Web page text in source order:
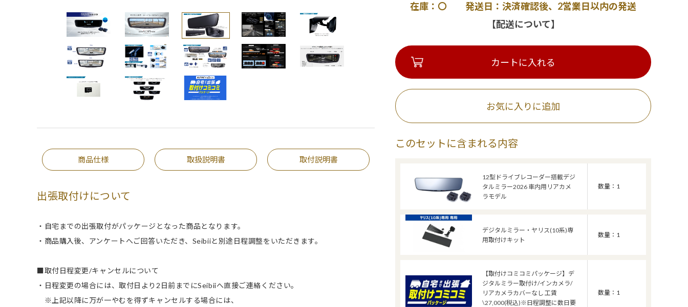
商品仕様 取扱説明書 取付説明書
出張取付けについて
・自宅までの出張取付がパッケージとなった商品となります。
・商品購入後、アンケートへご回答いただき、Seibiiと別途日程調整をいただきます。
■取付日程変更/キャンセルについて
・日程変更の場合には、取付日より2日前までにSeibiiへ直接ご連絡ください。
※上記以降に万が一やむを得ずキャンセルする場合には、
在庫：〇 発送日：決済確認後、2営業日以内の発送
【配送について】
カートに入れる
このセットに含まれる内容
12型ドライブレコーダー搭載デジ
タルミラー2026 車内用リアカメ
ラモデル
数量：1
デジタルミラー・ヤリス(10系)専
用取付けキット
数量：1
【取付けコミコミパッケージ】デ
ジタルミラー取付け/インカメラ/
リアカメラカバーなし 工賃
\27,000(税込)※日程調整に数日要
数量：1
お気に入りに追加